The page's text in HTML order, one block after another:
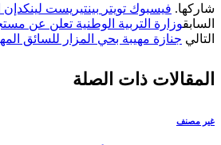
شاركها. فيسبوك تويتر بينتيريست لينكدإن
السابقوزارة التربية الوطنية تعلن عن
التالي جنازة مهيبة بحي المزار للسائق
المقالات ذات الصلة
غير مصنف